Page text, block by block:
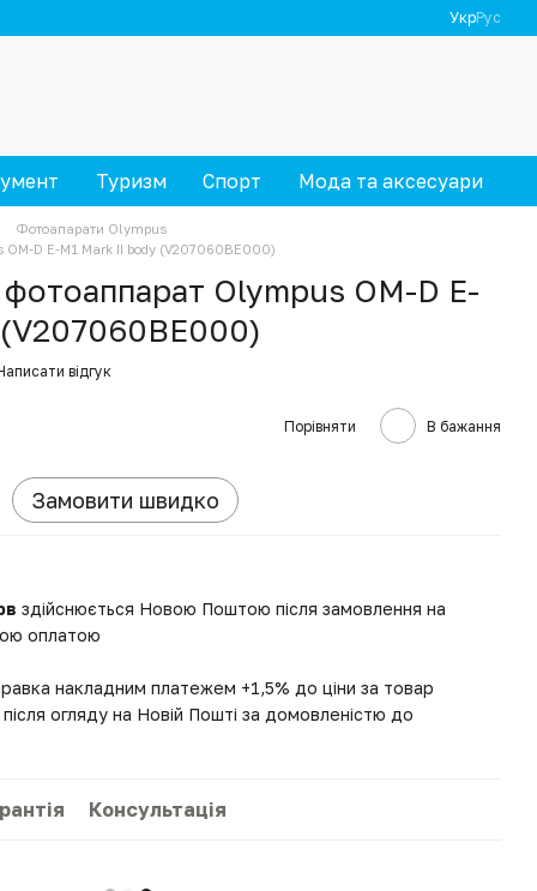
УкрРус
Туризм Спорт Мода та аксесуари
Фотоапарати Olympus
OM-D E-M1 Mark II body (V207060BE000)
Olympus OM-D E-
відгук
Порівняти В бажання
Замовити швидко
здійснюється Новою Поштою після замовлення на
оплатою
накладним платежем +1,5% до ціни за товар
огляду на Новій Пошті за домовленістю до
Консультація